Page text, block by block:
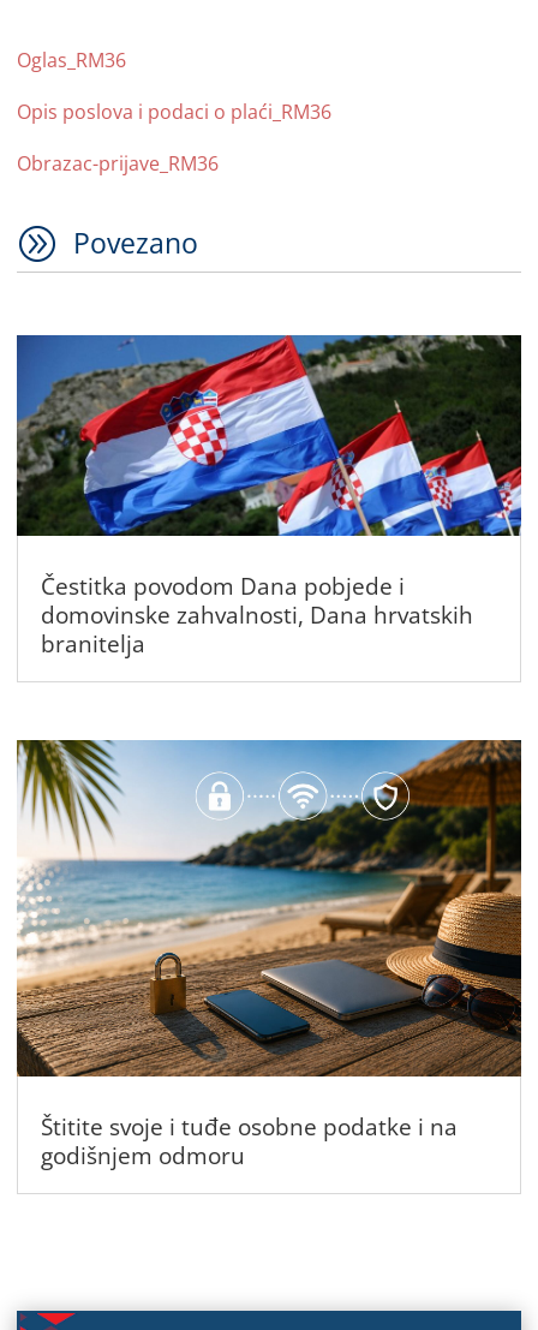
Oglas_RM36
Opis poslova i podaci o plaći_RM36
Obrazac-prijave_RM36
A Povezano
Čestitka povodom Dana pobjede i
domovinske zahvalnosti, Dana hrvatskih
branitelja
Štitite svoje i tuđe osobne podatke i na
godišnjem odmoru